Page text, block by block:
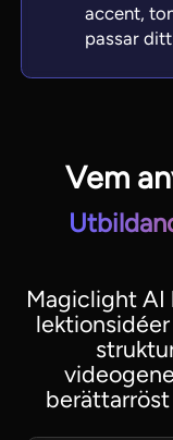
accent,
passar
Vem
Magiclight AI